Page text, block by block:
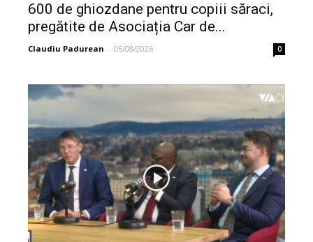
600 de ghiozdane pentru copiii săraci,
pregătite de Asociația Car de...
Claudiu Padurean - 05/08/2026 0